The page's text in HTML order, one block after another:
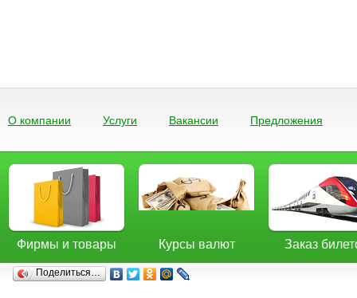
О компании Услуги Вакансии Предложения
Фирмы и товары Курсы валют Заказ
Поделиться…